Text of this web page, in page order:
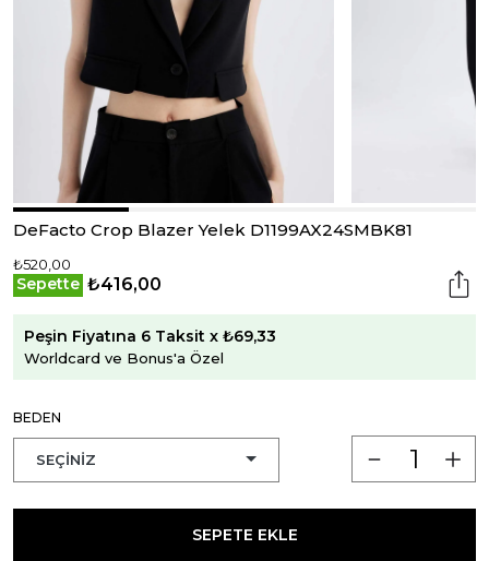
DeFacto Crop Blazer Yelek D1199AX24SMBK81
₺520,00
Sepette ₺416,00
Peşin Fiyatına 6 Taksit x ₺69,33
Worldcard ve Bonus'a Özel
BEDEN
SEPETE EKLE